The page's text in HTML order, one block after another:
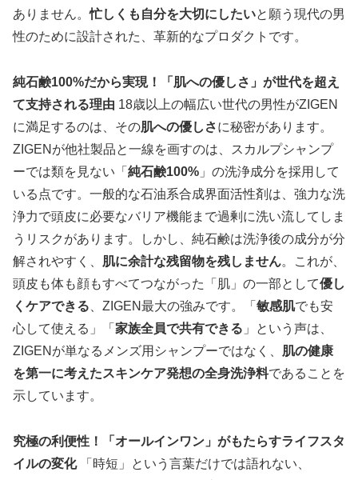
ありません。忙しくも自分を大切にしたいと願う現代の男
性のために設計された、革新的なプロダクトです。
純石鹸100%だから実現！「肌への優しさ」が世代を超え
て支持される理由 18歳以上の幅広い世代の男性がZIGEN
に満足するのは、その肌への優しさに秘密があります。
ZIGENが他社製品と一線を画すのは、スカルプシャンプ
ーでは類を見ない「 純石鹸100% 」の洗浄成分を採用して
いる点です。一般的な石油系合成界面活性剤は、強力な洗
浄力で頭皮に必要なバリア機能まで過剰に洗い流してしま
うリスクがあります。しかし、純石鹸は洗浄後の成分が分
解されやすく、 肌に余計な残留物を残しません。これが、
頭皮も体も顔もすべてつながった「肌」の一部として優し
くケアできる 、ZIGEN最大の強みです。「 敏感肌でも安
心して使える」「 家族全員で共有できる 」という声は、
ZIGENが単なるメンズ用シャンプーではなく、 肌の健康
を第一に考えたスキンケア発想の全身洗浄料であることを
示しています。
究極の利便性！「オールインワン」がもたらすライフスタ
イルの変化「時短」という言葉だけでは語れない、